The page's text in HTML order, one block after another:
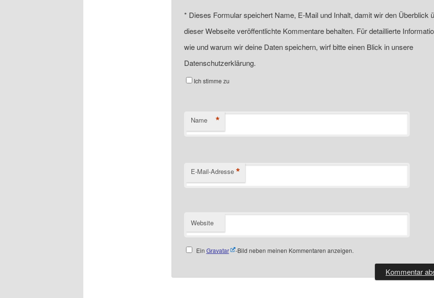
* Dieses Formular speichert Name, E-Mail und Inhalt, damit wir den Überblick
dieser Webseite veröffentlichte Kommentare behalten. Für detaillierte
wie und warum wir deine Daten speichern, wirf bitte einen Blick in unsere
Datenschutzerklärung.
Ich stimme zu
Name *
E-Mail-Adresse *
Website
Ein Gravatar -Bild neben meinen Kommentaren anzeigen.